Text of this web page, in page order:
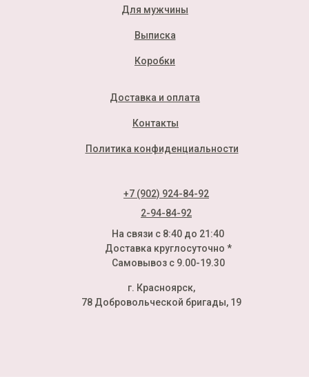
Для мужчины
Выписка
Коробки
На связи с 8:40 до 21:40
Доставка круглосуточно *
Самовывоз с 9.00-19.30
г. Красноярск,
78 Добровольческой бригады, 19
Политика конфиденциальности
Доставка и оплата
Контакты
+7 (902) 924-84-92
2-94-84-92